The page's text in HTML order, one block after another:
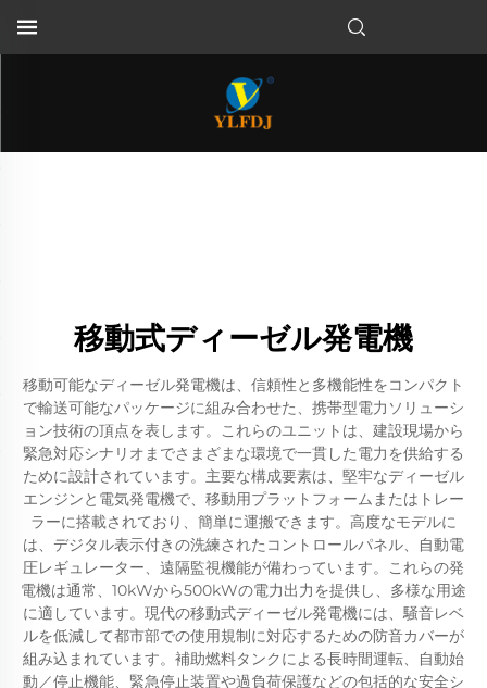
移動式ディーゼル発電機
移動可能なディーゼル発電機は、信頼性と多機能性をコンパクト
で輸送可能なパッケージに組み合わせた、携帯型電力ソリューシ
ョン技術の頂点を表します。これらのユニットは、建設現場から
緊急対応シナリオまでさまざまな環境で一貫した電力を供給する
ために設計されています。主要な構成要素は、堅牢なディーゼル
エンジンと電気発電機で、移動用プラットフォームまたはトレー
ラーに搭載されており、簡単に運搬できます。高度なモデルに
は、デジタル表示付きの洗練されたコントロールパネル、自動電
圧レギュレーター、遠隔監視機能が備わっています。これらの発
電機は通常、10kWから500kWの電力出力を提供し、多様な用途
に適しています。現代の移動式ディーゼル発電機には、騒音レベ
ルを低減して都市部での使用規制に対応するための防音カバーが
組み込まれています。補助燃料タンクによる長時間運転、自動始
動／停止機能、緊急停止装置や過負荷保護などの包括的な安全シ